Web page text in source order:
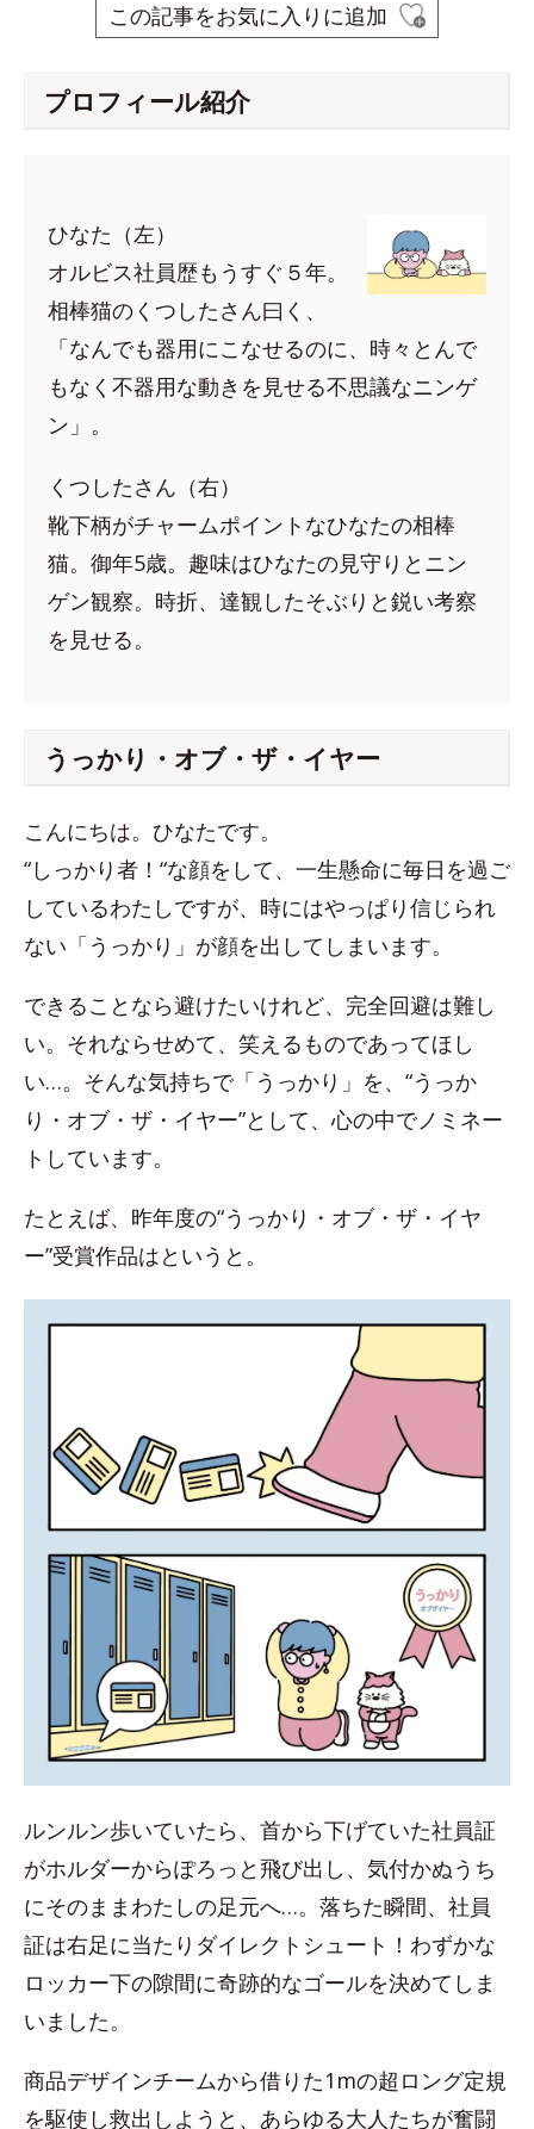
この記事をお気に入りに追加
プロフィール紹介
ひなた（左）
オルビス社員歴もうすぐ５年。
相棒猫のくつしたさん曰く、
「なんでも器用にこなせるのに、時々とんで
もなく不器用な動きを見せる不思議なニンゲ
ン」。
くつしたさん（右）
靴下柄がチャームポイントなひなたの相棒
猫。御年5歳。趣味はひなたの見守りとニン
ゲン観察。時折、達観したそぶりと鋭い考察
を見せる。
うっかり・オブ・ザ・イヤー
こんにちは。ひなたです。
“しっかり者！“な顔をして、一生懸命に毎日を過ご
しているわたしですが、時にはやっぱり信じられ
ない「うっかり」が顔を出してしまいます。
できることなら避けたいけれど、完全回避は難し
い。それならせめて、笑えるものであってほし
い…。そんな気持ちで「うっかり」を、“うっか
り・オブ・ザ・イヤー”として、心の中でノミネー
トしています。
たとえば、昨年度の“うっかり・オブ・ザ・イヤ
ー”受賞作品はというと。
ルンルン歩いていたら、首から下げていた社員証
がホルダーからぽろっと飛び出し、気付かぬうち
にそのままわたしの足元へ…。落ちた瞬間、社員
証は右足に当たりダイレクトシュート！わずかな
ロッカー下の隙間に奇跡的なゴールを決めてしま
いました。
商品デザインチームから借りた1mの超ロング定規
を駆使し救出しようと、あらゆる大人たちが奮闘